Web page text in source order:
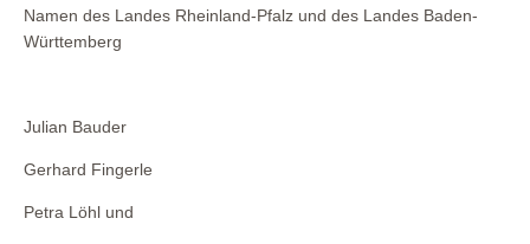
Namen des Landes Rheinland-Pfalz und des Landes Baden-
Württemberg
Julian Bauder
Gerhard Fingerle
Petra Löhl und